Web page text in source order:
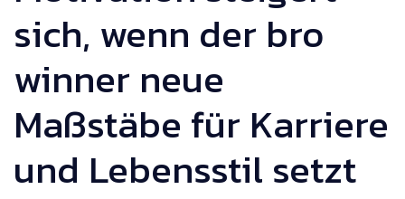
sich, wenn der bro
winner neue
Maßstäbe für Karriere
und Lebensstil setzt